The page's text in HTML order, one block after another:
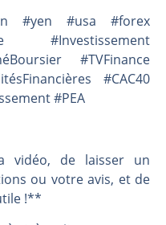
#yen #usa #forex
#Investissement
#TVFinance
#CAC40
#PEA
vidéo, de laisser un
ou votre avis, et de
!**